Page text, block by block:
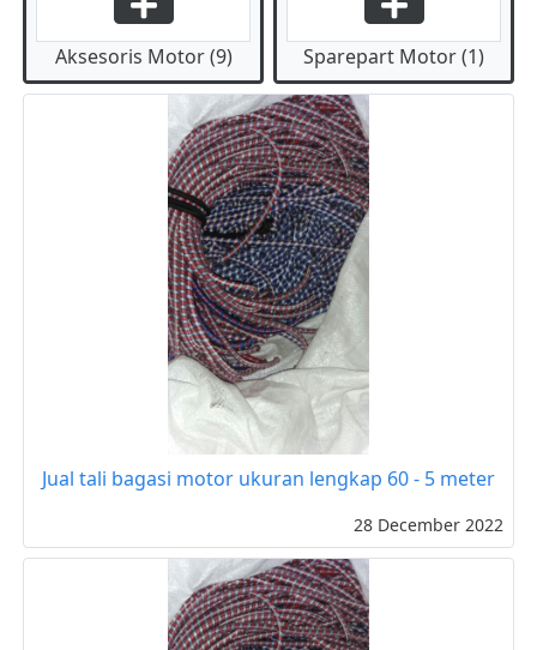
Aksesoris Motor (9) Sparepart Motor (1)
Jual tali bagasi motor ukuran lengkap 60 - 5 meter
28 December 2022